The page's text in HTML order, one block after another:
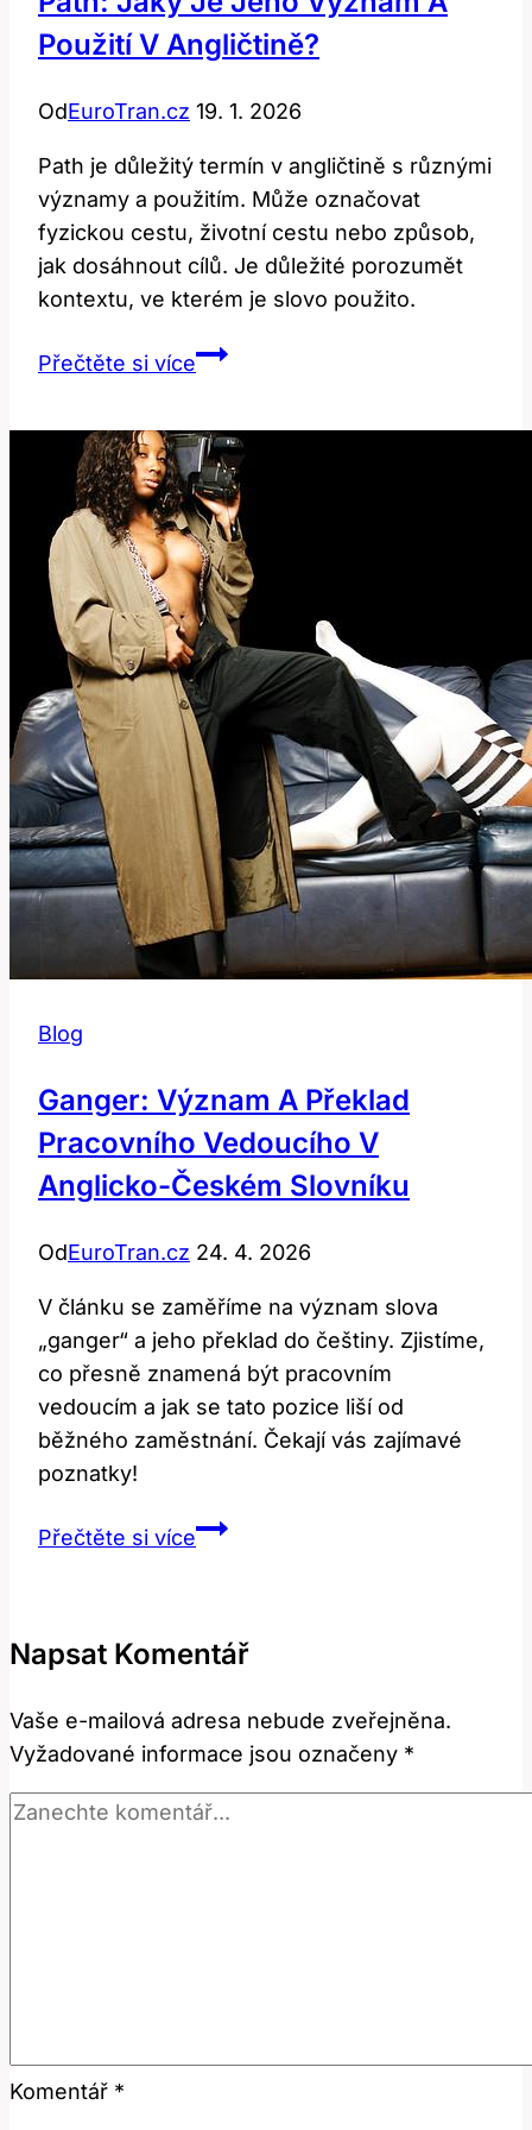
Použití V Angličtině?
OdEuroTran.cz 19. 1. 2026
Path je důležitý termín v angličtině s různými
významy a použitím. Může označovat
fyzickou cestu, životní cestu nebo způsob,
jak dosáhnout cílů. Je důležité porozumět
kontextu, ve kterém je slovo použito.
Přečtěte si vícePath:
Jeho
Význam
a
Použití
v
Angličtině?
Blog
Ganger: Význam A Překlad
Pracovního Vedoucího V
Anglicko-Českém Slovníku
OdEuroTran.cz 24. 4. 2026
V článku se zaměříme na význam slova
„ganger“ a jeho překlad do češtiny. Zjistíme,
co přesně znamená být pracovním
vedoucím a jak se tato pozice liší od
běžného zaměstnání. Čekají vás zajímavé
poznatky!
Přečtěte si víceGanger:
pracovního
v
anglicko-
českém
slovníku
Napsat Komentář
Vaše e-mailová adresa nebude zveřejněna.
Vyžadované informace jsou označeny *
Komentář *